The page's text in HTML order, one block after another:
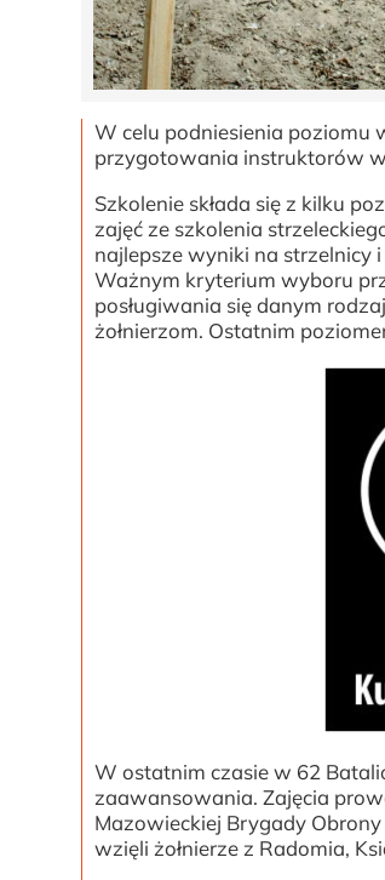
W celu podniesienia poziomu
przygotowania instruktorów
Szkolenie składa się z kilku
zajęć ze szkolenia
najlepsze wyniki na strzelnicy
Ważnym kryterium wyboru
posługiwania się danym
żołnierzom. Ostatnim
W ostatnim czasie w 62
zaawansowania. Zajęcia
Mazowieckiej Brygady
wzięli żołnierze z Radomia,